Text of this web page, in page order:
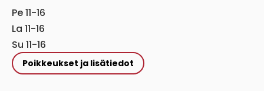
Pe 11-16
La 11-16
Su 11-16
Poikkeukset ja lisätiedot